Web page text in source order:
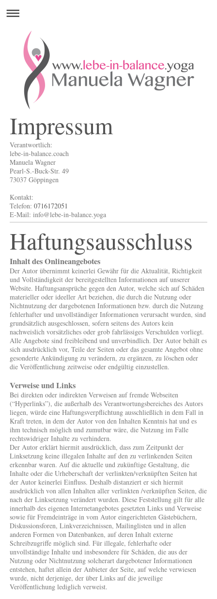
Impressum
Verantwortlich:
lebe-in-balance.coach
Manuela Wagner
Pearl-S.-Buck-Str. 49
73037 Göppingen
Kontakt:
Telefon: 0716172051
E-Mail: info@lebe-in-balance.yoga
Haftungsausschluss
Inhalt des Onlineangebotes
Der Autor übernimmt keinerlei Gewähr für die Aktualität, Richtigkeit
und Vollständigkeit der bereitgestellten Informationen auf unserer
Website. Haftungsansprüche gegen den Autor, welche sich auf Schäden
materieller oder ideeller Art beziehen, die durch die Nutzung oder
Nichtnutzung der dargebotenen Informationen bzw. durch die Nutzung
fehlerhafter und unvollständiger Informationen verursacht wurden, sind
grundsätzlich ausgeschlossen, sofern seitens des Autors kein
nachweislich vorsätzliches oder grob fahrlässiges Verschulden vorliegt.
Alle Angebote sind freibleibend und unverbindlich. Der Autor behält es
sich ausdrücklich vor, Teile der Seiten oder das gesamte Angebot ohne
gesonderte Ankündigung zu verändern, zu ergänzen, zu löschen oder
die Veröffentlichung zeitweise oder endgültig einzustellen.
Verweise und Links
Bei direkten oder indirekten Verweisen auf fremde Webseiten
(“Hyperlinks”), die außerhalb des Verantwortungsbereiches des Autors
liegen, würde eine Haftungsverpflichtung ausschließlich in dem Fall in
Kraft treten, in dem der Autor von den Inhalten Kenntnis hat und es
ihm technisch möglich und zumutbar wäre, die Nutzung im Falle
rechtswidriger Inhalte zu verhindern.
Der Autor erklärt hiermit ausdrücklich, dass zum Zeitpunkt der
Linksetzung keine illegalen Inhalte auf den zu verlinkenden Seiten
erkennbar waren. Auf die aktuelle und zukünftige Gestaltung, die
Inhalte oder die Urheberschaft der verlinkten/verknüpften Seiten hat
der Autor keinerlei Einfluss. Deshalb distanziert er sich hiermit
ausdrücklich von allen Inhalten aller verlinkten /verknüpften Seiten, die
nach der Linksetzung verändert wurden. Diese Feststellung gilt für alle
innerhalb des eigenen Internetangebotes gesetzten Links und Verweise
sowie für Fremdeinträge in vom Autor eingerichteten Gästebüchern,
Diskussionsforen, Linkverzeichnissen, Mailinglisten und in allen
anderen Formen von Datenbanken, auf deren Inhalt externe
Schreibzugriffe möglich sind. Für illegale, fehlerhafte oder
unvollständige Inhalte und insbesondere für Schäden, die aus der
Nutzung oder Nichtnutzung solcherart dargebotener Informationen
entstehen, haftet allein der Anbieter der Seite, auf welche verwiesen
wurde, nicht derjenige, der über Links auf die jeweilige
Veröffentlichung lediglich verweist.